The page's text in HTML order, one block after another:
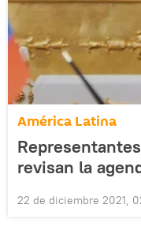
América Latina
revisan la
22 de diciembre 2021,